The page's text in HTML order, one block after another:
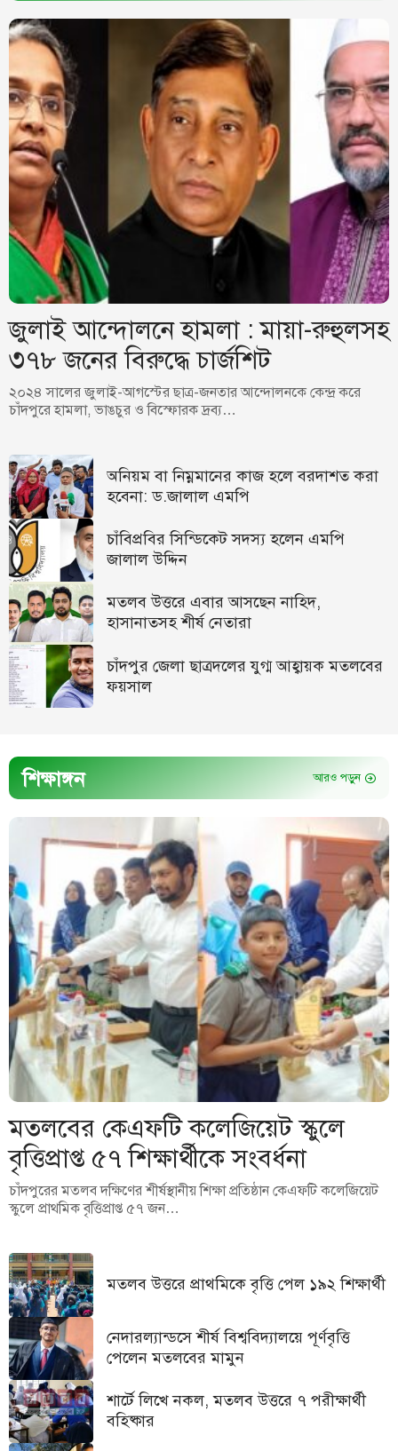
জুলাই আন্দোলনে হামলা : মায়া-রুহুলসহ
৩৭৮ জনের বিরুদ্ধে চার্জশিট
২০২৪ সালের জুলাই-আগস্টের ছাত্র-জনতার আন্দোলনকে কেন্দ্র করে
চাঁদপুরে হামলা, ভাঙচুর ও বিস্ফোরক দ্রব্য…
অনিয়ম বা নিম্নমানের কাজ হলে বরদাশত করা
হবেনা: ড.জালাল এমপি
চাঁবিপ্রবির সিন্ডিকেট সদস্য হলেন এমপি
জালাল উদ্দিন
মতলব উত্তরে এবার আসছেন নাহিদ,
হাসানাতসহ শীর্ষ নেতারা
চাঁদপুর জেলা ছাত্রদলের যুগ্ম আহ্বায়ক মতলবের
ফয়সাল
শিক্ষাঙ্গন আরও পড়ুন
মতলবের কেএফটি কলেজিয়েট স্কুলে
বৃত্তিপ্রাপ্ত ৫৭ শিক্ষার্থীকে সংবর্ধনা
চাঁদপুরের মতলব দক্ষিণের শীর্ষস্থানীয় শিক্ষা প্রতিষ্ঠান কেএফটি কলেজিয়েট
স্কুলে প্রাথমিক বৃত্তিপ্রাপ্ত ৫৭ জন…
মতলব উত্তরে প্রাথমিকে বৃত্তি পেল ১৯২ শিক্ষার্থী
নেদারল্যান্ডসে শীর্ষ বিশ্ববিদ্যালয়ে পূর্ণবৃত্তি
পেলেন মতলবের মামুন
শার্টে লিখে নকল, মতলব উত্তরে ৭ পরীক্ষার্থী
বহিষ্কার